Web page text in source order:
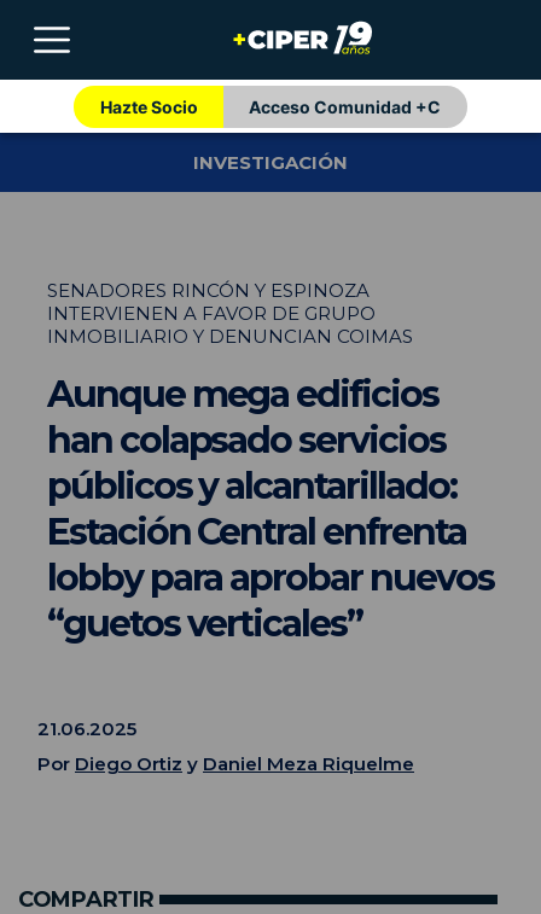
Hazte Socio Acceso Comunidad +C
INVESTIGACIÓN
SENADORES RINCÓN Y ESPINOZA
INTERVIENEN A FAVOR DE GRUPO
INMOBILIARIO Y DENUNCIAN COIMAS
Aunque mega edificios
han colapsado servicios
públicos y alcantarillado:
Estación Central enfrenta
lobby para aprobar nuevos
“guetos verticales”
21.06.2025
Por Diego Ortiz y Daniel Meza Riquelme
COMPARTIR